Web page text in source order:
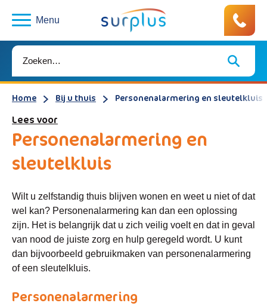
Menu
Home Bij u thuis Personenalarmering en sleutelkluis
Lees voor
Personenalarmering en
sleutelkluis
Wilt u zelfstandig thuis blijven wonen en weet u niet of dat
wel kan? Personenalarmering kan dan een oplossing
zijn. Het is belangrijk dat u zich veilig voelt en dat in geval
van nood de juiste zorg en hulp geregeld wordt. U kunt
dan bijvoorbeeld gebruikmaken van personenalarmering
of een sleutelkluis.
Personenalarmering